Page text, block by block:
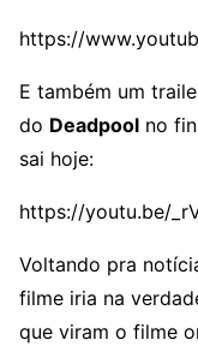
https://
E também um
do Deadpool no
sai hoje:
https://youtu.be/
Voltando pra
filme iria na
que viram o filme